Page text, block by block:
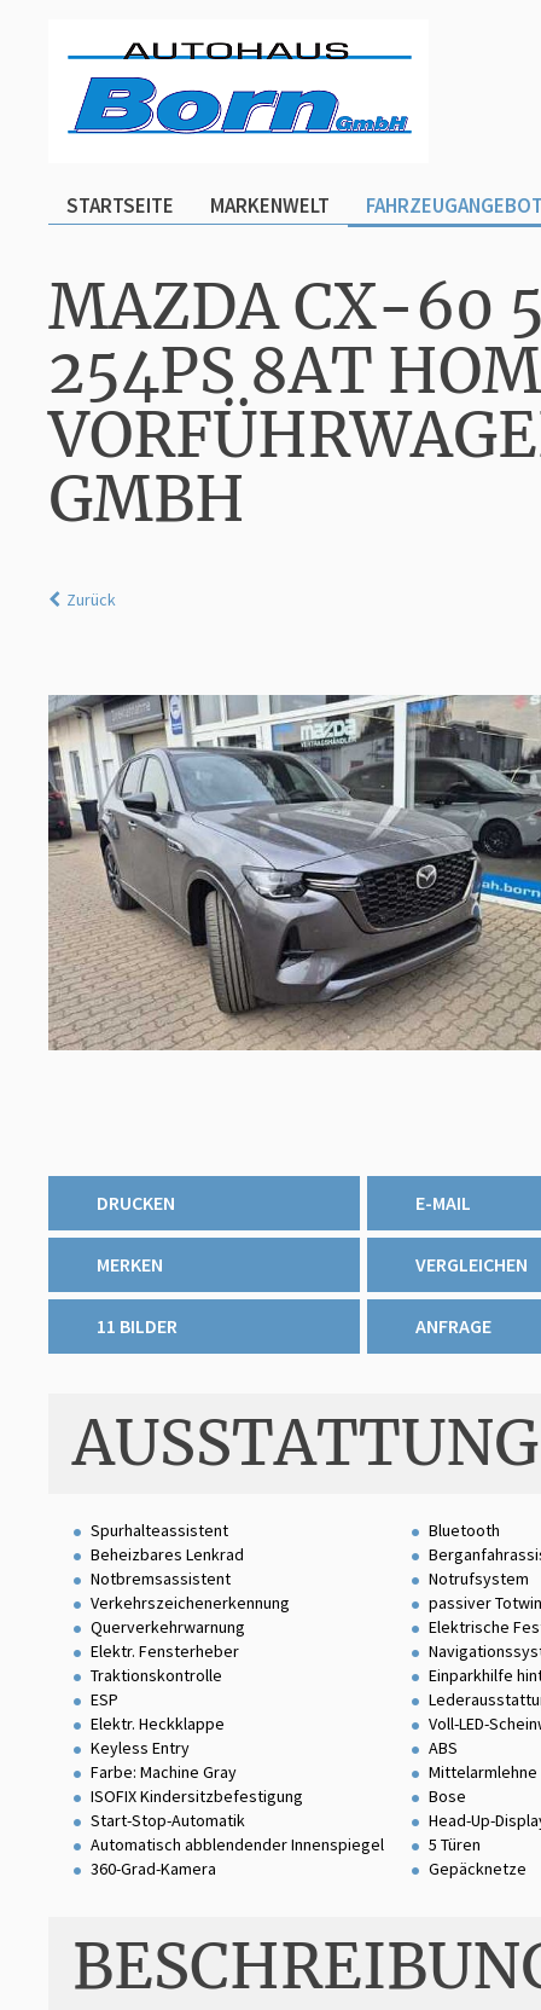
STARTSEITE MARKENWELT
MAZDA CX-60
254PS 8AT
GMBH
Zurück
DRUCKEN E-MAIL
MERKEN VERGLEICHEN
11 BILDER ANFRAGE
AUSSTATTUNG
Spurhalteassistent
Bluetooth
Beheizbares Lenkrad
Notbremsassistent
Notrufsystem
Verkehrszeichenerkennung
passiver
Querverkehrwarnung
Elektrische
Elektr. Fensterheber
Traktionskontrolle
Einparkhilfe
ESP
Elektr. Heckklappe
Voll-LED-
Keyless Entry
ABS
Farbe: Machine Gray
Mittelarmlehne
ISOFIX Kindersitzbefestigung
Bose
Start-Stop-Automatik
Head-Up-
Automatisch abblendender Innenspiegel
5 Türen
360-Grad-Kamera
Gepäcknetze